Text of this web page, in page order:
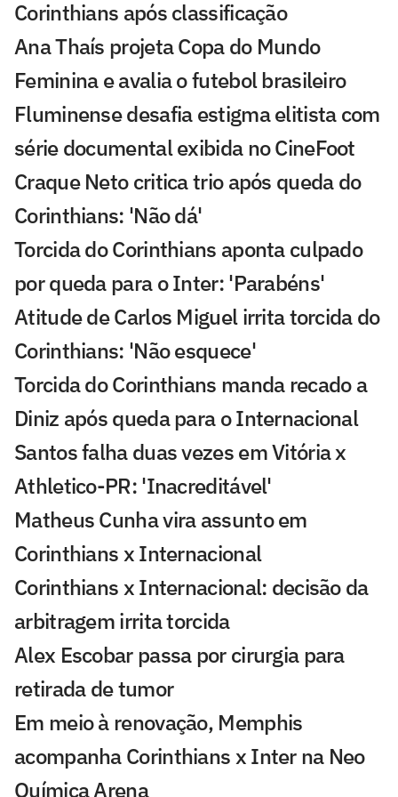
Corinthians após classificação
Ana Thaís projeta Copa do Mundo
Feminina e avalia o futebol brasileiro
Fluminense desafia estigma elitista com
série documental exibida no CineFoot
Craque Neto critica trio após queda do
Corinthians: 'Não dá'
Torcida do Corinthians aponta culpado
por queda para o Inter: 'Parabéns'
Atitude de Carlos Miguel irrita torcida do
Corinthians: 'Não esquece'
Torcida do Corinthians manda recado a
Diniz após queda para o Internacional
Santos falha duas vezes em Vitória x
Athletico-PR: 'Inacreditável'
Matheus Cunha vira assunto em
Corinthians x Internacional
Corinthians x Internacional: decisão da
arbitragem irrita torcida
Alex Escobar passa por cirurgia para
retirada de tumor
Em meio à renovação, Memphis
acompanha Corinthians x Inter na Neo
Química Arena